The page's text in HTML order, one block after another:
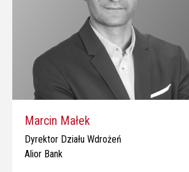
Marcin Małek
Dyrektor Działu Wdrożeń
Alior Bank